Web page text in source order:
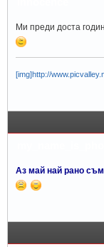
Ми преди доста
[img]http://
Аз май най рано съм